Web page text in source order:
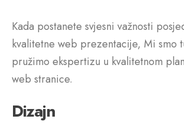
Kada postanete svjesni važnosti
kvalitetne web prezentacije, Mi smo
pružimo ekspertizu u kvalitetnom
web stranice.
Dizajn